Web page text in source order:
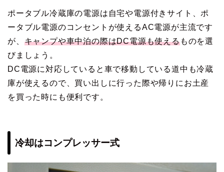
ポータブル冷蔵庫の電源は自宅や電源付きサイト、ポ
ータブル電源のコンセントが使えるAC電源が主流です
が、 キャンプや車中泊の際はDC電源も使えるものを選
びましょう。
DC電源に対応していると車で移動している道中も冷蔵
庫が使えるので、買い出しに行った際や帰りにお土産
を買った時にも便利です。
冷却はコンプレッサー式